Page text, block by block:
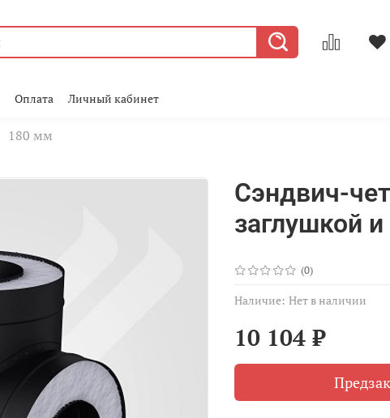
Оплата Личный кабинет
180 мм
(0)
Наличие: Нет в наличии
Сэндвич-
заглушкой
10 104 ₽